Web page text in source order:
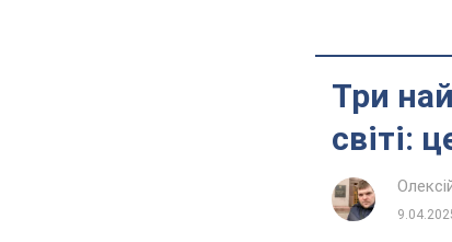
Три
світі: